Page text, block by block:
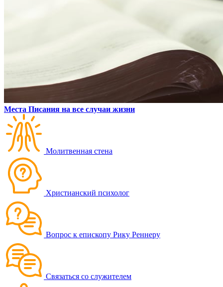
Места Писания на все случаи жизни
Молитвенная стена
Христианский психолог
Вопрос к епископу Рику Реннеру
Связаться со служителем